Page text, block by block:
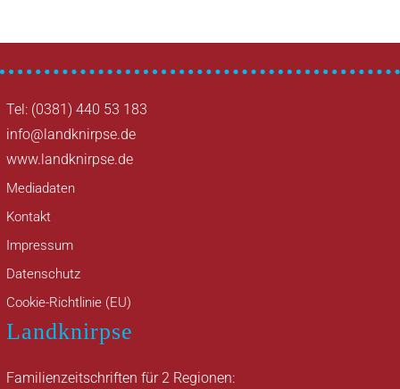
Tel: (0381) 440 53 183
info@landknirpse.de
www.landknirpse.de
Mediadaten
Kontakt
Impressum
Datenschutz
Cookie-Richtlinie (EU)
Landknirpse
Familienzeitschriften für 2 Regionen: